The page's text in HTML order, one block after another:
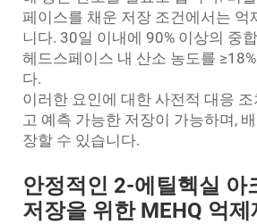
페이스를 채운 저장 조건에서는 억
니다. 30일 이내에 90% 이상의 중
헤드스페이스 내 산소 농도를
다.
이러한 요인에 대한 사전적 대응
고 예측 가능한 저장이 가능하며,
장할 수 있습니다.
안정적인 2-에틸헥실 아
저장을 위한 MEHQ 억제